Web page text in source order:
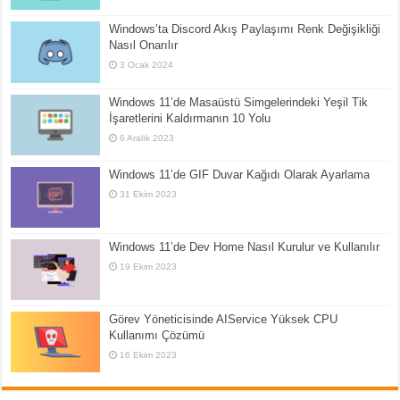
Windows’ta Discord Akış Paylaşımı Renk Değişikliği
Nasıl Onarılır
3 Ocak 2024
Windows 11’de Masaüstü Simgelerindeki Yeşil Tik
İşaretlerini Kaldırmanın 10 Yolu
6 Aralık 2023
Windows 11’de GIF Duvar Kağıdı Olarak Ayarlama
31 Ekim 2023
Windows 11’de Dev Home Nasıl Kurulur ve Kullanılır
19 Ekim 2023
Görev Yöneticisinde AIService Yüksek CPU
Kullanımı Çözümü
16 Ekim 2023